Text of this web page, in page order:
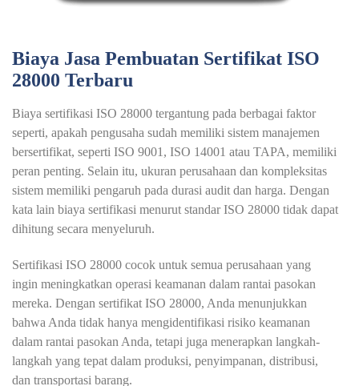
Biaya Jasa Pembuatan Sertifikat ISO
28000 Terbaru
Biaya sertifikasi ISO 28000 tergantung pada berbagai faktor
seperti, apakah pengusaha sudah memiliki sistem manajemen
bersertifikat, seperti ISO 9001, ISO 14001 atau TAPA, memiliki
peran penting. Selain itu, ukuran perusahaan dan kompleksitas
sistem memiliki pengaruh pada durasi audit dan harga. Dengan
kata lain biaya sertifikasi menurut standar ISO 28000 tidak dapat
dihitung secara menyeluruh.
Sertifikasi ISO 28000 cocok untuk semua perusahaan yang
ingin meningkatkan operasi keamanan dalam rantai pasokan
mereka. Dengan sertifikat ISO 28000, Anda menunjukkan
bahwa Anda tidak hanya mengidentifikasi risiko keamanan
dalam rantai pasokan Anda, tetapi juga menerapkan langkah-
langkah yang tepat dalam produksi, penyimpanan, distribusi,
dan transportasi barang.